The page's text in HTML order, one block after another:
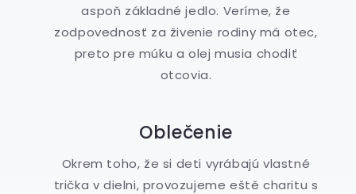
aspoň základné jedlo. Veríme, že
zodpovednosť za živenie rodiny má otec,
preto pre múku a olej musia chodiť
otcovia.
Oblečenie
Okrem toho, že si deti vyrábajú vlastné
trička v dielni, provozujeme eště charitu s